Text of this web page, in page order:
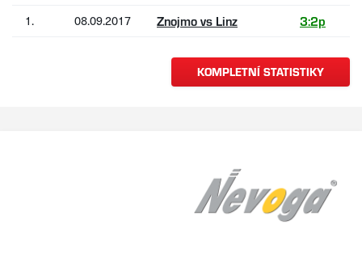
1.
08.09.2017 Znojmo vs Linz 3:2p
KOMPLETNÍ STATISTIKY